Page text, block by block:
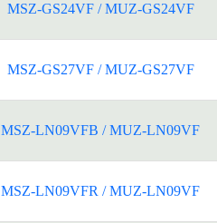
MSZ-GS24VF / MUZ-GS24VF
MSZ-GS27VF / MUZ-GS27VF
MSZ-LN09VFB / MUZ-LN09VF
MSZ-LN09VFR / MUZ-LN09VF